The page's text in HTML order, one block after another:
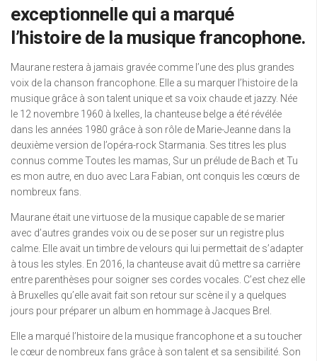
exceptionnelle qui a marqué
l’histoire de la musique francophone.
Maurane restera à jamais gravée comme l’une des plus grandes
voix de la chanson francophone. Elle a su marquer l’histoire de la
musique grâce à son talent unique et sa voix chaude et jazzy. Née
le 12 novembre 1960 à Ixelles, la chanteuse belge a été révélée
dans les années 1980 grâce à son rôle de Marie-Jeanne dans la
deuxième version de l’opéra-rock Starmania. Ses titres les plus
connus comme Toutes les mamas, Sur un prélude de Bach et Tu
es mon autre, en duo avec Lara Fabian, ont conquis les cœurs de
nombreux fans.
Maurane était une virtuose de la musique capable de se marier
avec d’autres grandes voix ou de se poser sur un registre plus
calme. Elle avait un timbre de velours qui lui permettait de s’adapter
à tous les styles. En 2016, la chanteuse avait dû mettre sa carrière
entre parenthèses pour soigner ses cordes vocales. C’est chez elle
à Bruxelles qu’elle avait fait son retour sur scène il y a quelques
jours pour préparer un album en hommage à Jacques Brel.
Elle a marqué l’histoire de la musique francophone et a su toucher
le cœur de nombreux fans grâce à son talent et sa sensibilité. Son